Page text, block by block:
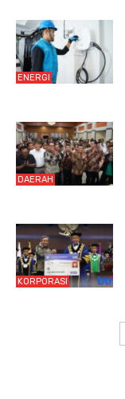
ENERGI
DAERAH
KORPORASI